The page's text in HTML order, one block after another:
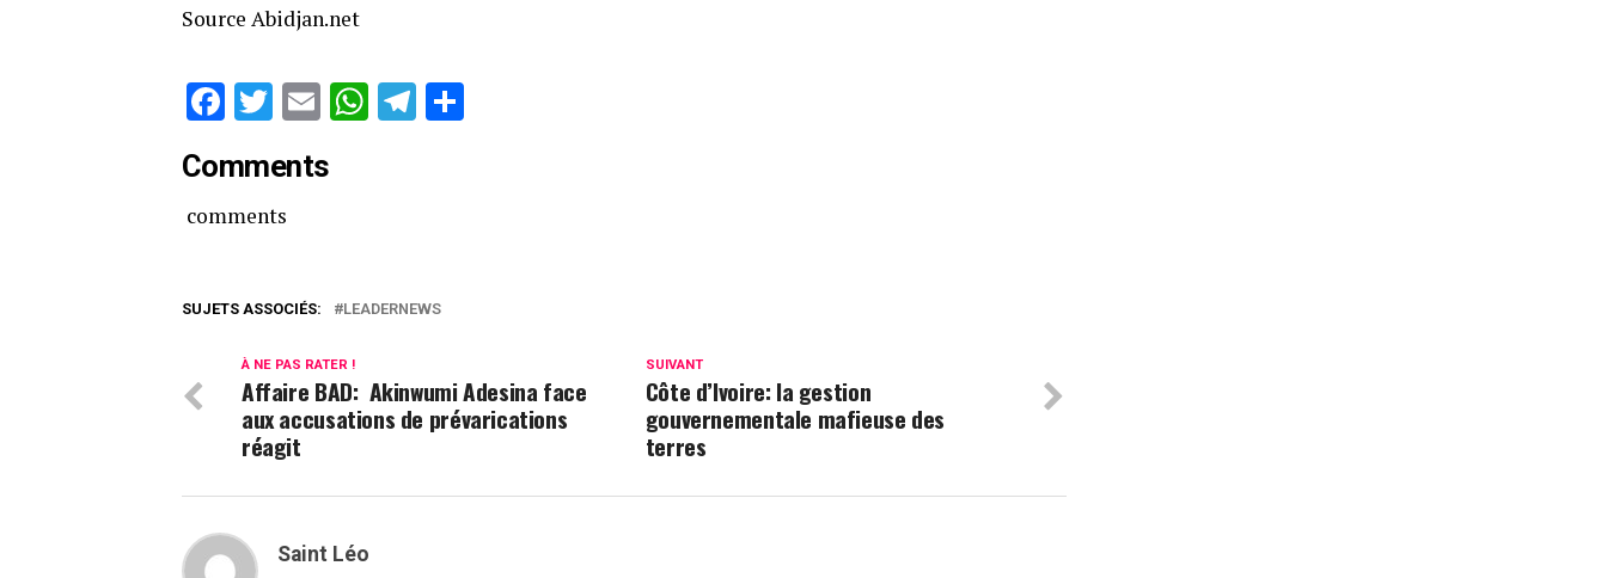
Source Abidjan.net
Facebook
Twitter
EmailWhatsApp
Telegram
Comments
comments
SUJETS ASSOCIÉS: LEADERNEWS
SUIVANT
Côte d’Ivoire: la gestion
gouvernementale mafieuse des
terres
À NE PAS RATER !
Affaire BAD: Akinwumi Adesina face
aux accusations de prévarications
réagit
Saint Léo